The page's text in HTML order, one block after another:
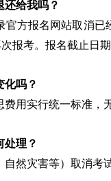
还给我吗？
官方报名网站取消
报考。报名截止日
化吗？
用实行统一标准，
处理？
然灾害等）取消考